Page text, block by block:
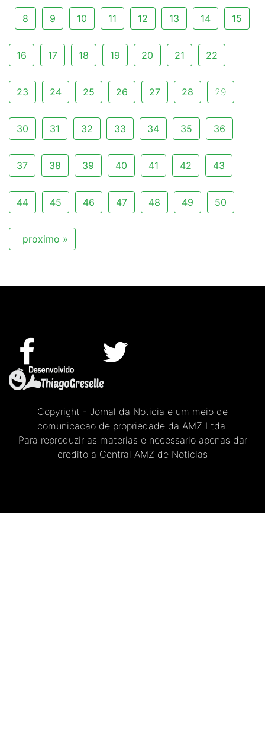
8 9 10 11 12 13 14 15
16 17 18 19 20 21 22
23 24 25 26 27 28 29
30 31 32 33 34 35 36
37 38 39 40 41 42 43
44 45 46 47 48 49 50
proximo »
Copyright - Jornal da Noticia e um meio de
comunicacao de propriedade da AMZ Ltda.
Para reproduzir as materias e necessario apenas dar
credito a Central AMZ de Noticias